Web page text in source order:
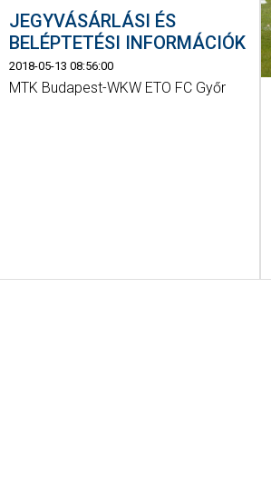
JEGYVÁSÁRLÁSI ÉS
BELÉPTETÉSI INFORMÁCIÓK
2018-05-13 08:56:00
MTK Budapest-WKW ETO FC Győr